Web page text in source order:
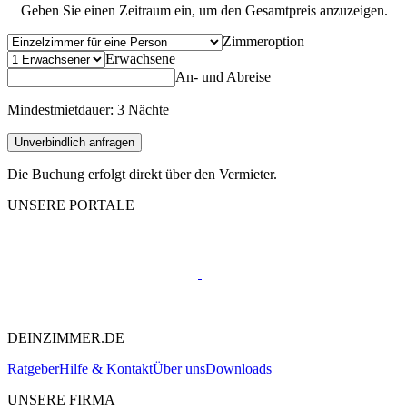
Geben Sie einen Zeitraum ein, um den Gesamtpreis anzuzeigen.
Zimmeroption
Erwachsene
An- und Abreise
Mindestmietdauer: 3 Nächte
Unverbindlich anfragen
Die Buchung erfolgt direkt über den Vermieter.
UNSERE PORTALE
DEINZIMMER.DE
RatgeberHilfe & KontaktÜber unsDownloads
UNSERE FIRMA